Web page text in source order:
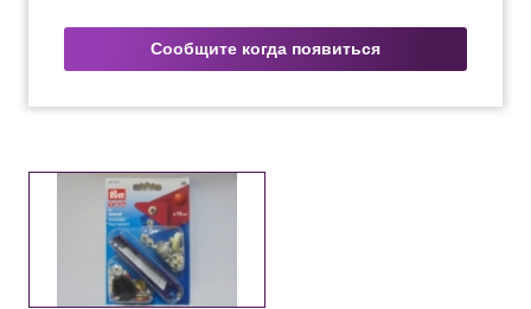
Сообщите когда появиться